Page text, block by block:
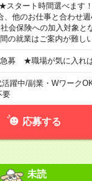
タート時間選べます
他のお仕事と合わせ
会保険への加入対象
の就業はご案内が難し
募 ★職場が気に入れば
躍中/副業・Wワーク
要
応募する
未読